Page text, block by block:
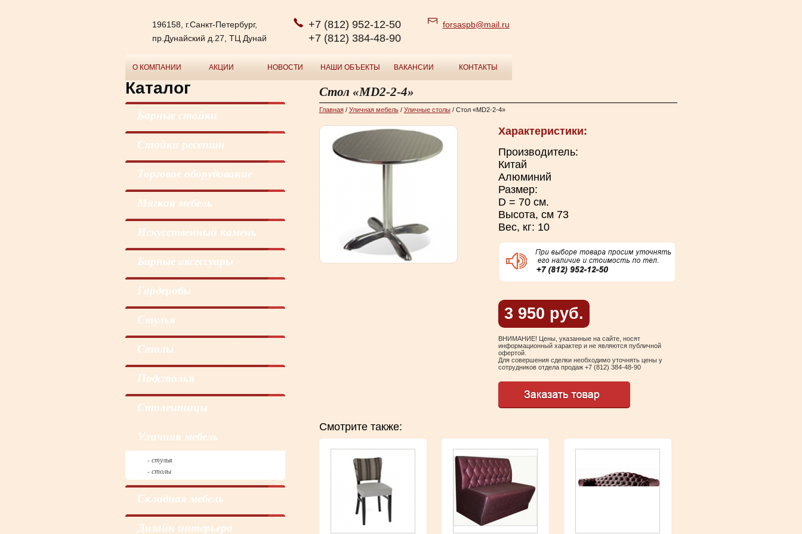
196158, г.Санкт-Петербург,
пр.Дунайский д.27, ТЦ Дунай
+7 (812) 952-12-50
+7 (812) 384-48-90
forsaspb@mail.ru
О КОМПАНИИ АКЦИИ НОВОСТИ НАШИ ОБЪЕКТЫ ВАКАНСИИ КОНТАКТЫ
Каталог
Барные стойки
Стойки ресепшн
Торговое оборудование
Мягкая мебель
Искусственный камень
Барные аксессуары
Гардеробы
Cтулья
Столы
Подстолья
Столешницы
Уличная мебель
- стулья
- столы
Складная мебель
Дизайн интерьера
Стол «MD2-2-4»
Главная/ Уличная мебель/ Уличные столы/ Стол «MD2-2-4»
Характеристики:
Производитель:
Китай
Алюминий
Размер:
D = 70 см.
Высота, см 73
Вес, кг: 10
3 950 руб.
ВНИМАНИЕ! Цены, указанные на сайте, носят
информационный характер и не являются публичной
офертой.
Для совершения сделки необходимо уточнять цены у
сотрудников отдела продаж +7 (812) 384-48-90
Смотрите также: